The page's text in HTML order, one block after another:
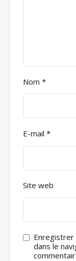
Nom *
E-mail *
Site web
Enregistrer
dans le